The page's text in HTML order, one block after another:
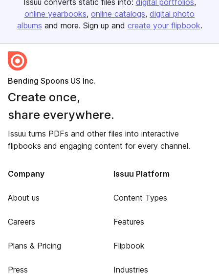
Issuu converts static files into: digital portfolios
online yearbooks online catalogs digital photo
albums and more. Sign up and create your flipbook.
Bending Spoons US Inc.
Create once,
share everywhere.
Issuu turns PDFs and other files into interactive
flipbooks and engaging content for every channel.
Company
About us
Careers
Plans & Pricing
Press
Issuu Platform
Content Types
Features
Flipbook
Industries